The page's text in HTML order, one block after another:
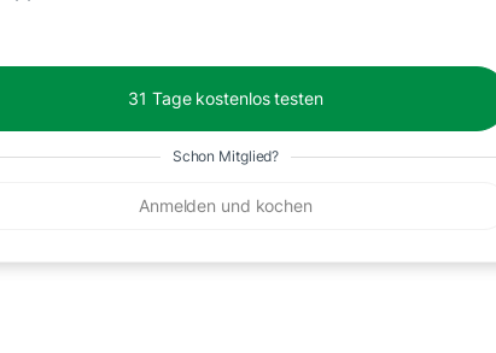
31 Tage kostenlos testen
Schon Mitglied?
Anmelden und kochen